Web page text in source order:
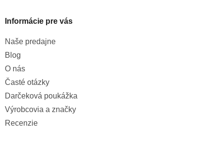
Informácie pre vás
Naše predajne
Blog
O nás
Časté otázky
Darčeková poukážka
Výrobcovia a značky
Recenzie